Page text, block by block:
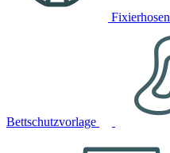
Fixierhosen
Bettschutzvorlage